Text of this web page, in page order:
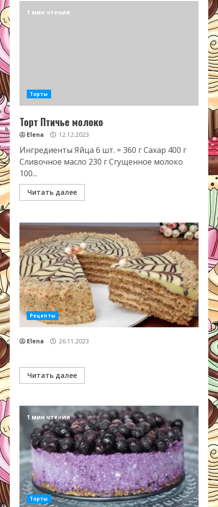
1 мин чтения
Торты
Торт Птичье молоко
Elena 12.12.2023
Ингредиенты Яйца 6 шт. = 360 г Сахар 400 г
Сливочное масло 230 г Сгущенное молоко
100...
Читать далее
Рецепты
Elena 26.11.2023
Читать далее
1 мин чтения
Торты